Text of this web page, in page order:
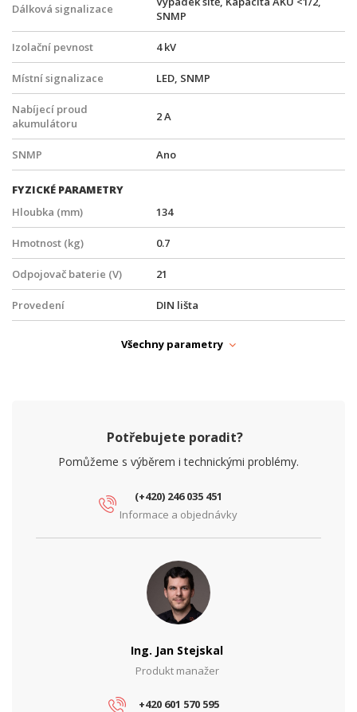
Dálková signalizace
SNMP
Izolační pevnost 4 kV
Místní signalizace LED, SNMP
Nabíjecí proud
akumulátoru
2 A
SNMP Ano
FYZICKÉ PARAMETRY
Hloubka (mm)
134
Hmotnost (kg) 0.7
Odpojovač baterie (V) 21
Provedení DIN lišta
128
NAPÁJENÍ
Zálohovaný
10/100/1000
230
Všechny parametry
Potřebujete poradit?
Pomůžeme s výběrem i technickými problémy.
(+420) 246 035 451
Informace a objednávky
Ing. Jan Stejskal
Produkt manažer
+420 601 570 595